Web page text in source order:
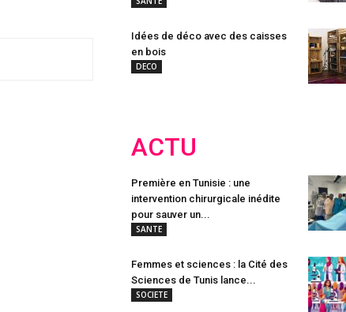
Idées de déco avec des caisses
en bois
DECO
ACTU
Première en Tunisie : une
intervention chirurgicale inédite
pour sauver un...
SANTE
Femmes et sciences : la Cité des
Sciences de Tunis lance...
SOCIETE